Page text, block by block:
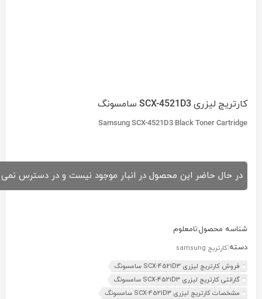
کارتریج لیزری SCX-4521D3 سامسونگ
Samsung SCX-4521D3 Black Toner Cartridge
در حال حاضر این محصول در انبار موجود نیست و در دسترس
شناسه محصول:نامعلوم
دسته:کارتریج samsung
فروش کارتریج لیزری SCX-4521D3 سامسونگ
گارانتی کارتریج لیزری SCX-4521D3 سامسونگ
مشخصات کارتریج لیزری SCX-4521D3 سامسونگ